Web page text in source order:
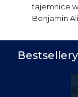
tajemnice
Benjamin
Bestsellery